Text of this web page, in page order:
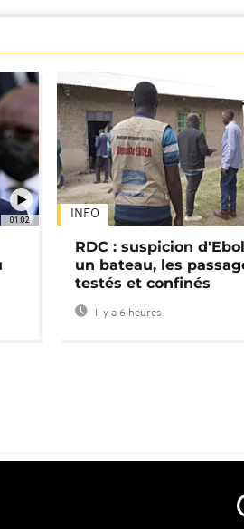
01:02 INFO
RDC : suspicion
un bateau, les
testés et confinés
Il y a 6 heures